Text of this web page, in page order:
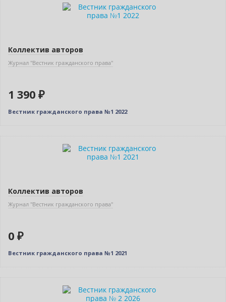
Коллектив авторов
Журнал "Вестник гражданского права"
1 390 ₽
Вестник гражданского права №1 2022
Коллектив авторов
Журнал "Вестник гражданского права"
0 ₽
Вестник гражданского права №1 2021